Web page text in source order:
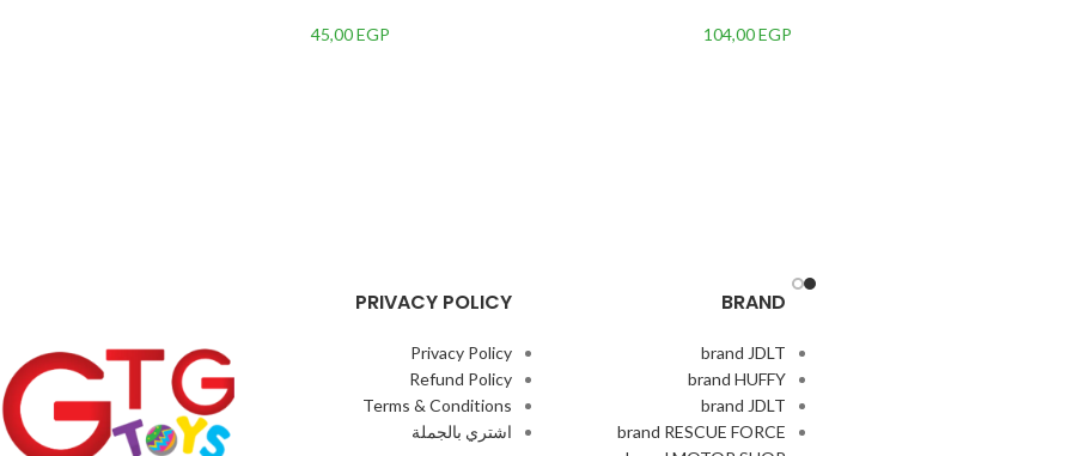
104,00EGP
45,00EGP
BRAND
brand JDLT
brand HUFFY
brand JDLT
brand RESCUE FORCE
PRIVACY POLICY
Privacy Policy
Refund Policy
Terms & Conditions
اشتري بالجملة